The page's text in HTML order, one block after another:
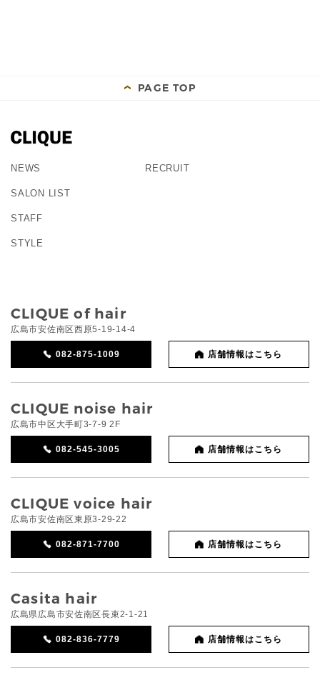
PAGE TOP
NEWS
SALON LIST
STAFF
STYLE
RECRUIT
CLIQUE of hair
広島市安佐南区西原5-19-14-4
082-875-1009 店舗情報はこちら
CLIQUE noise hair
広島市中区大手町3-7-9 2F
082-545-3005 店舗情報はこちら
CLIQUE voice hair
広島市安佐南区東原3-29-22
082-871-7700 店舗情報はこちら
Casita hair
広島県広島市安佐南区長束2-1-21
082-836-7779 店舗情報はこちら